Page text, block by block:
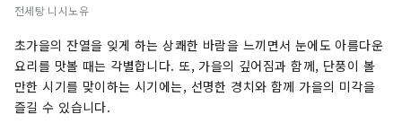
전세탕 니시노유
초가을의 잔열을 잊게 하는 상쾌한 바람을 느끼면서 눈에도 아름다운
요리를 맛볼 때는 각별합니다. 또, 가을의 깊어짐과 함께, 단풍이 볼
만한 시기를 맞이하는 시기에는, 선명한 경치와 함께 가을의 미각을
즐길 수 있습니다.